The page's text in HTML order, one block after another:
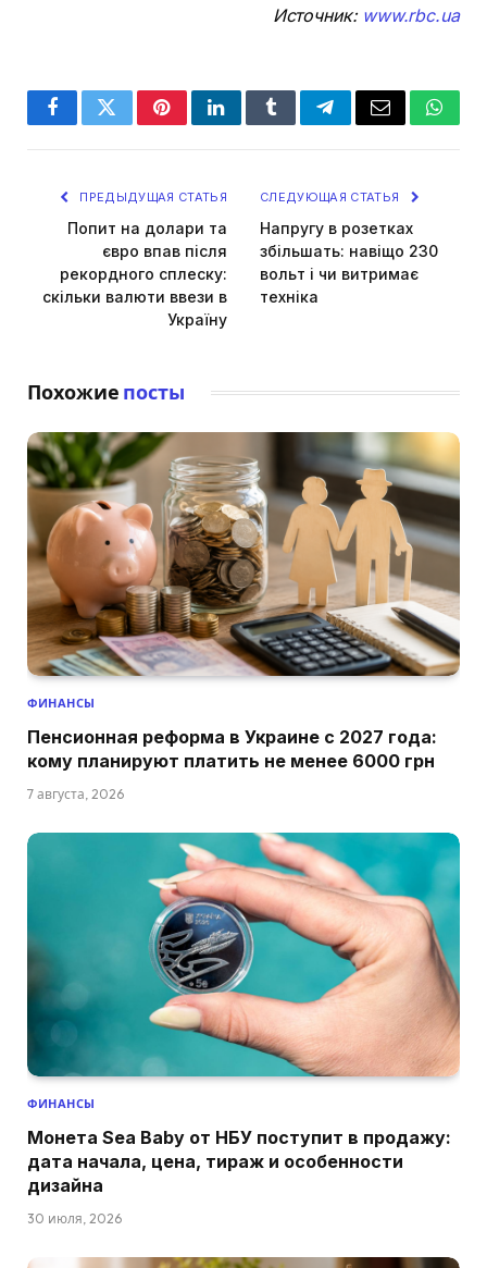
Источник: www.rbc.ua
FacebookTwitterPinterestLinkedInTumblrTelegramEmail
ПРЕДЫДУЩАЯ СТАТЬЯ
Попит на долари та
євро впав після
рекордного сплеску:
скільки валюти ввези в
Україну
СЛЕДУЮЩАЯ СТАТЬЯ
Напругу в розетках
збільшать: навіщо 230
вольт і чи витримає
техніка
Похожие посты
ФИНАНСЫ
Пенсионная реформа в Украине с 2027 года:
кому планируют платить не менее 6000 грн
7 августа, 2026
ФИНАНСЫ
Монета Sea Baby от НБУ поступит в продажу:
дата начала, цена, тираж и особенности
дизайна
30 июля, 2026